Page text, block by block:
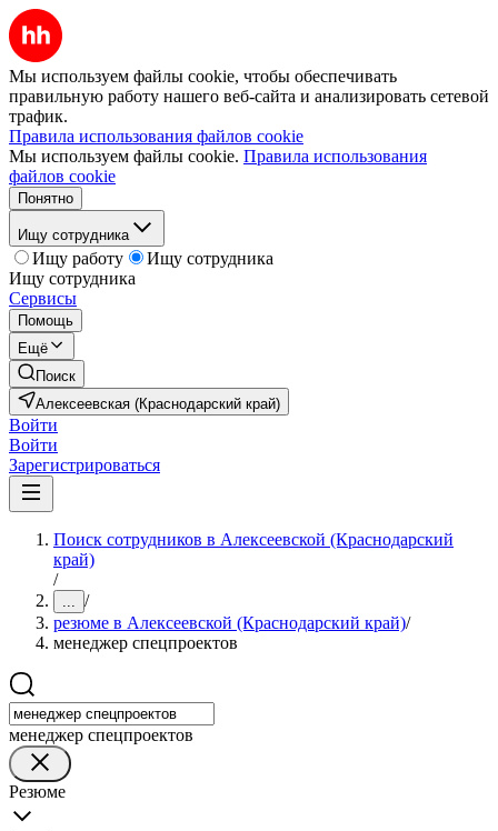
Мы используем файлы cookie, чтобы обеспечивать
правильную работу нашего веб-сайта и анализировать сетевой
трафик.
Правила использования файлов cookie
Мы используем файлы cookie. Правила использования
файлов cookie
Понятно
Ищу сотрудника
Ищу работу
Ищу сотрудника
Ищу сотрудника
Сервисы
Помощь
Ещё
Поиск
Алексеевская (Краснодарский край)
Войти
Войти
Зарегистрироваться
Поиск сотрудников в Алексеевской (Краснодарский
край)
/
... /
резюме в Алексеевской (Краснодарский край)/
менеджер спецпроектов
менеджер спецпроектов
Резюме